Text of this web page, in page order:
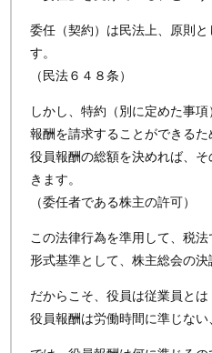
委任（契約）は民法上、原則
す。
（民法６４８条）
しかし、特約（別に定めた事
報酬を請求することができる
役員報酬の総額を決めれば、
きます。
（委任者である株主の許可）
この法律行為を準用して、税
形式基準として、株主総会の決
だからこそ、役員は従業員とは
役員報酬は労働時間に準じない